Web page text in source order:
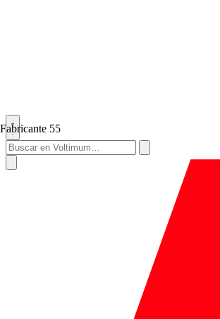
Fabricante 55